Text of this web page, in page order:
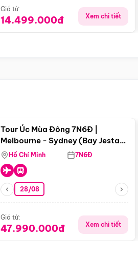
Giá từ:
14.499.000đ Xem chi tiết
Tour Úc Mùa Đông 7N6Đ |
Melbourne - Sydney (Bay Jestar
Airways)
Hồ Chí Minh 7N6Đ
28/08
Giá từ:
47.990.000đ Xem chi tiết